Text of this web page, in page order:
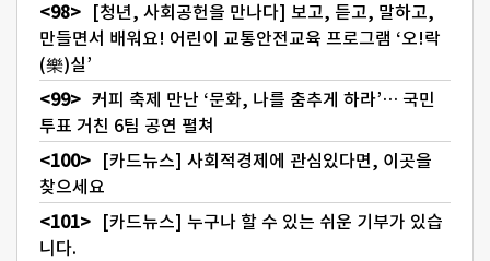
[청년, 사회공헌을 만나다] 보고, 듣고, 말하고,
만들면서 배워요! 어린이 교통안전교육 프로그램 ‘오!락
(樂)실’
커피 축제 만난 ‘문화, 나를 춤추게 하라’… 국민
투표 거친 6팀 공연 펼쳐
[카드뉴스] 사회적경제에 관심있다면, 이곳을
찾으세요
[카드뉴스] 누구나 할 수 있는 쉬운 기부가 있습
니다.